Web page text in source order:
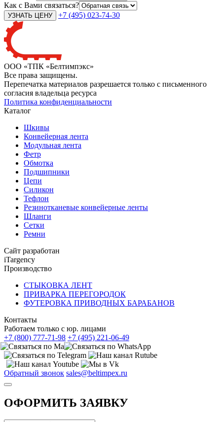
Как с Вами связаться?
+7 (495) 023-74-30
ООО «ТПК «Белтимпэкс»
Все права защищены.
Перепечатка материалов разрешается только с письменного
согласия владельца ресурса
Политика конфиденциальности
Каталог
Шкивы
Конвейерная лента
Модульная лента
Фетр
Обмотка
Подшипники
Цепи
Силикон
Тефлон
Резинотканевые конвейерные ленты
Шланги
Сетки
Ремни
Сайт разработан
iTargency
Производство
СТЫКОВКА ЛЕНТ
ПРИВАРКА ПЕРЕГОРОДОК
ФУТЕРОВКА ПРИВОДНЫХ БАРАБАНОВ
Контакты
Работаем только с юр. лицами
+7 (800) 777-71-98 +7 (495) 221-06-49
Обратный звонок sales@beltimpex.ru
ОФОРМИТЬ ЗАЯВКУ